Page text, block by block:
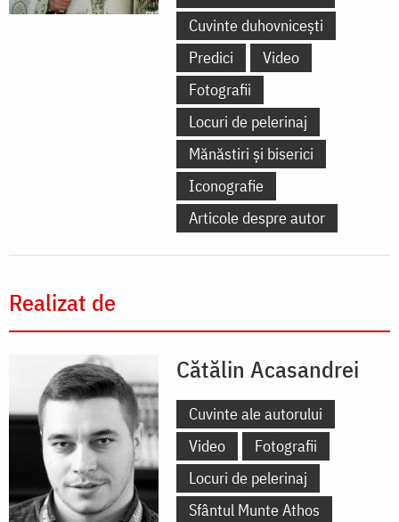
Cuvinte duhovnicești
Predici
Video
Fotografii
Locuri de pelerinaj
Mănăstiri și biserici
Iconografie
Articole despre autor
Realizat de
Cătălin Acasandrei
Cuvinte ale autorului
Video
Fotografii
Locuri de pelerinaj
Sfântul Munte Athos